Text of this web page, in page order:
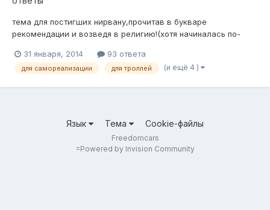
тема для постигших нирвану,прочитав в букваре
рекомендации и возведя в религию!(хотя начиналась по-
было PS.про 5-30 я в курсе.
31 января, 2014 93 ответа
для самореализации для троллей (и ещё 4 )
Язык Тема Cookie-файлы
Freedomcars
=Powered by Invision Community